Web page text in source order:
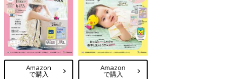
Amazon
で購入
Amazon
で購入